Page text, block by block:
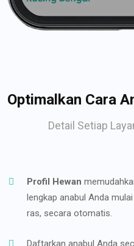
Optimalkan Cara
Detail Setiap
Profil Hewan
lengkap anabul Anda
ras, secara otomatis.
Daftarkan anabul Anda